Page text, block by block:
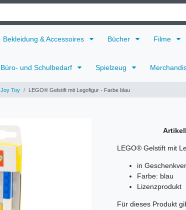
Bekleidung & Accessoires Bücher Filme
Büro- und Schulbedarf Spielzeug
Joy Toy LEGO® Gelstift mit Legofigur - Farbe blau
LEGO® Gelstift mit
in
Farbe: blau
Lizenzprodukt
Für dieses Produkt